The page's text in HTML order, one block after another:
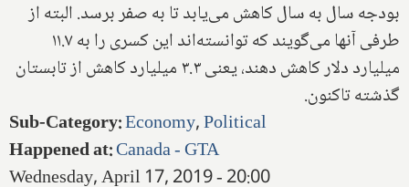
بودجه سال به سال کاهش می‌یابد تا به صفر برسد. البته از
طرفی آنها‌ می‌گویند که توانسته‌اند این کسری را به ۱۱.۷
میلیارد دلار کاهش دهند،‌ یعنی ۳.۳ میلیارد کاهش از تابستان
گذشته تا‌کنون.
Sub-Category:Economy,Political
Happened at:Canada - GTA
Wednesday, April 17, 2019 - 20:00